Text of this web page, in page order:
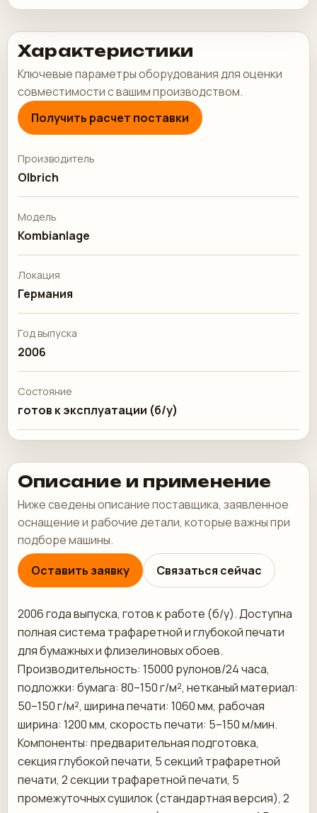
Характеристики
Ключевые параметры оборудования для оценки
совместимости с вашим производством.
Получить расчет поставки
Производитель
Olbrich
Модель
Kombianlage
Локация
Германия
Год выпуска
2006
Состояние
готов к эксплуатации (б/у)
Описание и применение
Ниже сведены описание поставщика, заявленное
оснащение и рабочие детали, которые важны при
подборе машины.
Оставить заявку
Связаться сейчас
2006 года выпуска, готов к работе (б/у). Доступна
полная система трафаретной и глубокой печати
для бумажных и флизелиновых обоев.
Производительность: 15000 рулонов/24 часа,
подложки: бумага: 80–150 г/м², нетканый материал:
50–150 г/м², ширина печати: 1060 мм, рабочая
ширина: 1200 мм, скорость печати: 5–150 м/мин.
Компоненты: предварительная подготовка,
секция глубокой печати, 5 секций трафаретной
печати, 2 секции трафаретной печати, 5
промежуточных сушилок (стандартная версия), 2